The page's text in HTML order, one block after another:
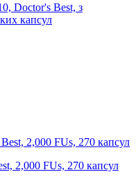
Doctor's Best, з
капсул
2,000 FUs, 270 капсул